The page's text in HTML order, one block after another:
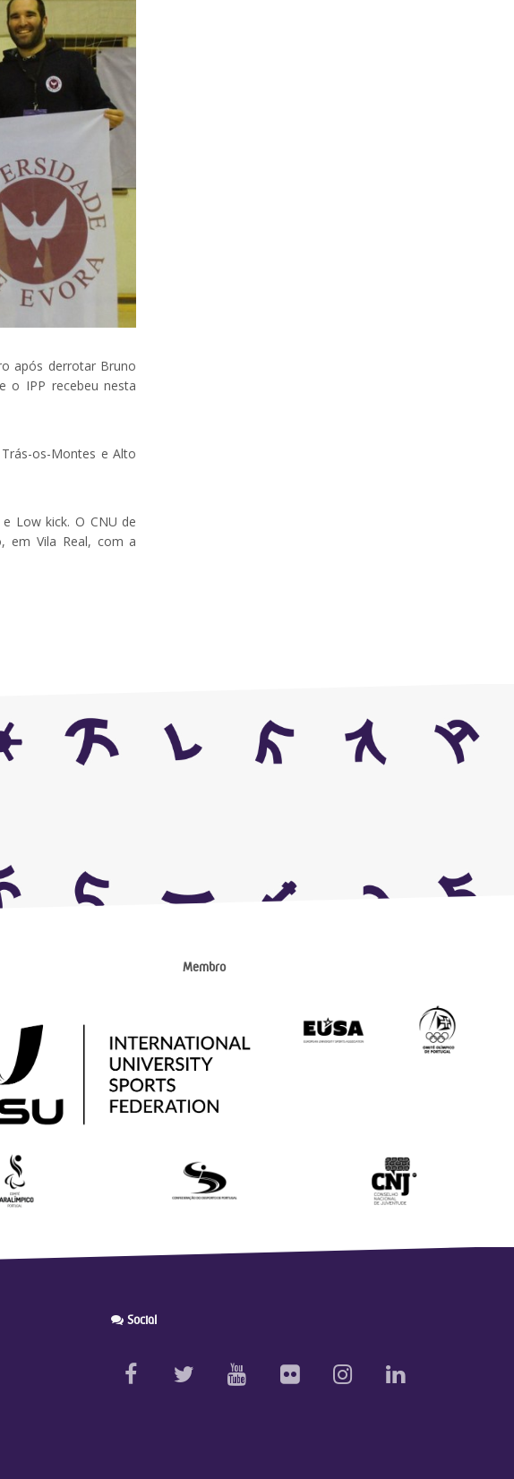
após derrotar Bruno
o IPP recebeu nesta
os-Montes e Alto
Low kick. O CNU de
em Vila Real, com a
Membro
Social